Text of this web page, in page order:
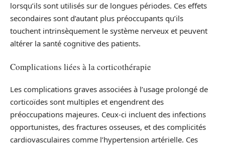
lorsqu’ils sont utilisés sur de longues périodes. Ces effets
secondaires sont d’autant plus préoccupants qu’ils
touchent intrinsèquement le système nerveux et peuvent
altérer la santé cognitive des patients.
Complications liées à la corticothérapie
Les complications graves associées à l’usage prolongé de
corticoïdes sont multiples et engendrent des
préoccupations majeures. Ceux-ci incluent des infections
opportunistes, des fractures osseuses, et des complicités
cardiovasculaires comme l’hypertension artérielle. Ces